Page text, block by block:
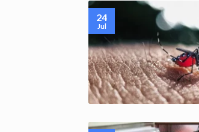
24
Jul